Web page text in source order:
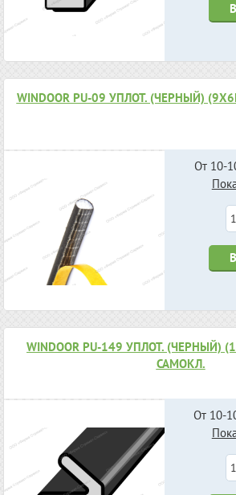
WINDOOR PU-09 УПЛОТ. (ЧЕРНЫЙ)
От 10-
WINDOOR PU-149 УПЛОТ. (ЧЕРНЫЙ)
САМОКЛ.
От 10-